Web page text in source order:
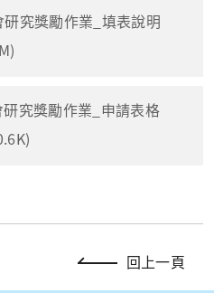
究獎勵作業_填表說明
究獎勵作業_申請表格
回上一頁